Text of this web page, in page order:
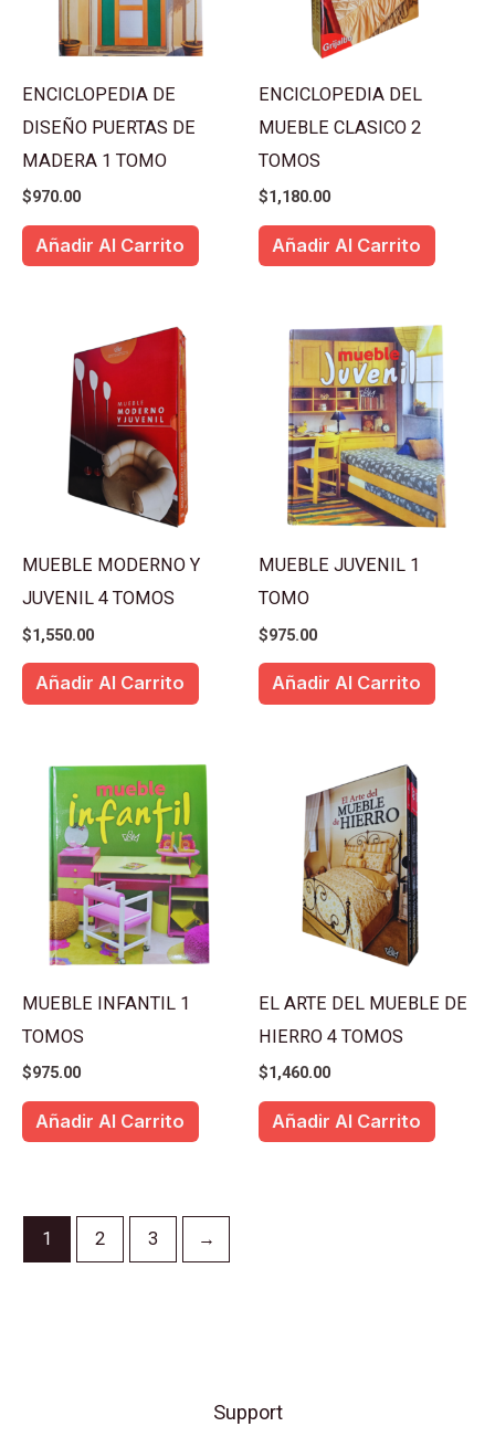
ENCICLOPEDIA DE
DISEÑO PUERTAS DE
MADERA 1 TOMO
$970.00
Añadir Al Carrito
ENCICLOPEDIA DEL
MUEBLE CLASICO 2
TOMOS
$1,180.00
Añadir Al Carrito
MUEBLE MODERNO Y
JUVENIL 4 TOMOS
$1,550.00
Añadir Al Carrito
MUEBLE JUVENIL 1
TOMO
$975.00
Añadir Al Carrito
MUEBLE INFANTIL 1
TOMOS
$975.00
Añadir Al Carrito
EL ARTE DEL MUEBLE DE
HIERRO 4 TOMOS
$1,460.00
Añadir Al Carrito
1 2 3 →
Support